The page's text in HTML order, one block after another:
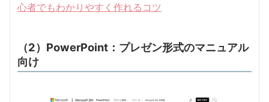
心者でもわかりやすく作れるコツ
（2）PowerPoint：プレゼン形式のマニュアル
向け